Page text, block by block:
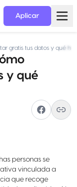
Aplicar
gratis tus datos y qué
y qué
personas se
vinculada a
que recoge